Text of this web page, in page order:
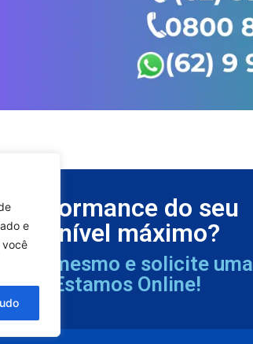
e
você
performance do seu
em nível máximo?
mesmo e solicite uma
Estamos Online!